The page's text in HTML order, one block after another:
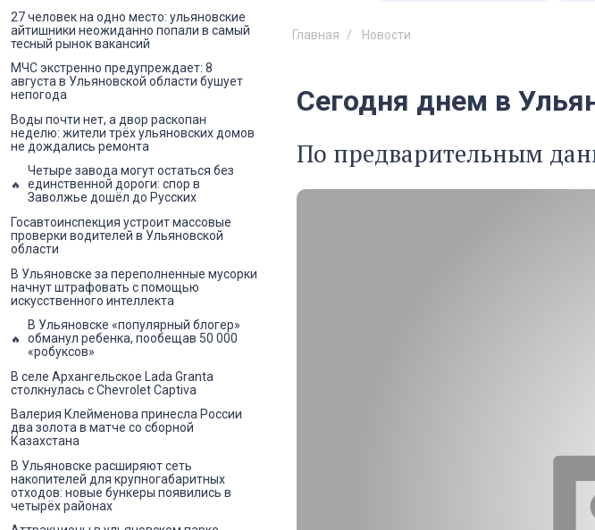
Главная Новости
Сегодня днем в
По предварительным
27 человек на одно место: ульяновские
айтишники неожиданно попали в самый
тесный рынок вакансий
МЧС экстренно предупреждает: 8
августа в Ульяновской области бушует
непогода
Воды почти нет, а двор раскопан
неделю: жители трёх ульяновских домов
не дождались ремонта
Четыре завода могут остаться без
единственной дороги: спор в
Заволжье дошёл до Русских
Госавтоинспекция устроит массовые
проверки водителей в Ульяновской
области
В Ульяновске за переполненные мусорки
начнут штрафовать с помощью
искусственного интеллекта
В Ульяновске «популярный блогер»
обманул ребенка, пообещав 50 000
«робуксов»
В селе Архангельское Lada Granta
столкнулась с Chevrolet Captiva
Валерия Клейменова принесла России
два золота в матче со сборной
Казахстана
В Ульяновске расширяют сеть
накопителей для крупногабаритных
отходов: новые бункеры появились в
четырёх районах